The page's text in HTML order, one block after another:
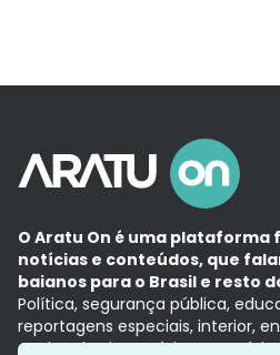
O Aratu On é uma plataforma
notícias e conteúdos, que
baianos para o Brasil e resto
Política, segurança pública,
reportagens especiais, interior,
Aqui, tudo vira notícia e a